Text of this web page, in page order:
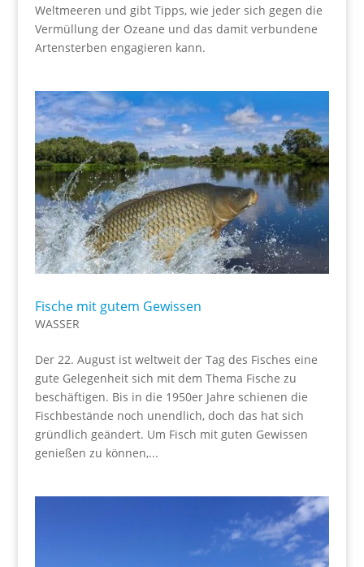
Weltmeeren und gibt Tipps, wie jeder sich gegen die
Vermüllung der Ozeane und das damit verbundene
Artensterben engagieren kann.
Fische mit gutem Gewissen
WASSER
Der 22. August ist weltweit der Tag des Fisches eine
gute Gelegenheit sich mit dem Thema Fische zu
beschäftigen. Bis in die 1950er Jahre schienen die
Fischbestände noch unendlich, doch das hat sich
gründlich geändert. Um Fisch mit guten Gewissen
genießen zu können,...